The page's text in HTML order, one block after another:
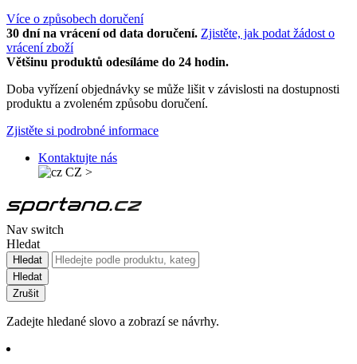
Více o způsobech doručení
30 dní na vrácení od data doručení. Zjistěte, jak podat žádost o
vrácení zboží
Většinu produktů odesíláme do 24 hodin.
Doba vyřízení objednávky se může lišit v závislosti na dostupnosti
produktu a zvoleném způsobu doručení.
Zjistěte si podrobné informace
Kontaktujte nás
CZ >
Nav switch
Hledat
Hledat
Hledat
Zrušit
Zadejte hledané slovo a zobrazí se návrhy.